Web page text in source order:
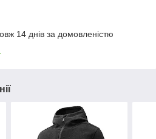
14 днів за домовленістю